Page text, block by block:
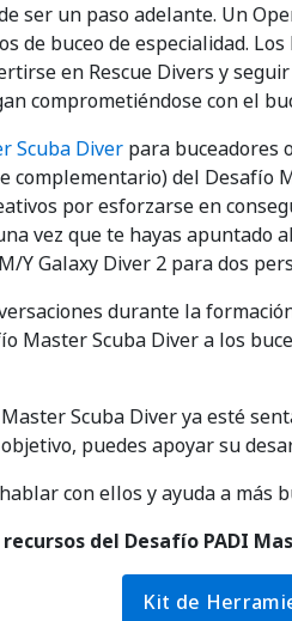
ser un paso adelante. Un
de buceo de especialidad.
en Rescue Divers y
comprometiéndose con el
Scuba Diver para buceadores
complementario) del Desafío
por esforzarse en
vez que te hayas apuntado
Y Galaxy Diver 2 para dos
durante la
Master Scuba Diver a los
Scuba Diver ya esté
puedes apoyar su
con ellos y ayuda a
del Desafío PADI
Kit de